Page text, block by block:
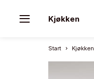
Kjøkken
Start Kjøkken